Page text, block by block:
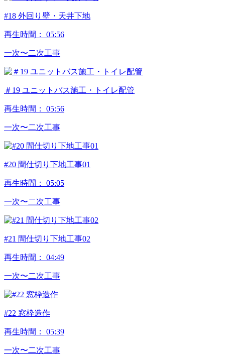
#18 外回り壁・天井下地
再生時間： 05:56
⼀次〜⼆次⼯事
＃19 ユニットバス施工・トイレ配管
再生時間： 05:56
⼀次〜⼆次⼯事
#20 間仕切り下地工事01
再生時間： 05:05
⼀次〜⼆次⼯事
#21 間仕切り下地工事02
再生時間： 04:49
⼀次〜⼆次⼯事
#22 窓枠造作
再生時間： 05:39
⼀次〜⼆次⼯事